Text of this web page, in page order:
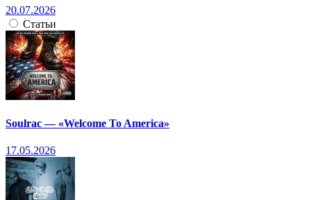
20.07.2026
Статьи
Soulrac — «Welcome To America»
17.05.2026